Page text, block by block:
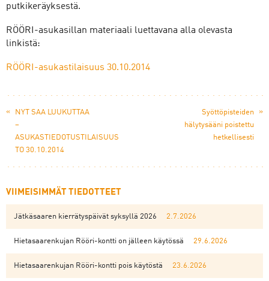
putkikeräyksestä.
RÖÖRI-asukasillan materiaali luettavana alla olevasta
linkistä:
RÖÖRI-asukastilaisuus 30.10.2014
«
NYT SAA LUUKUTTAA
–
ASUKASTIEDOTUSTILAISUUS
TO 30.10.2014
Syöttöpisteiden
hälytysääni poistettu
hetkellisesti
»
VIIMEISIMMÄT TIEDOTTEET
Jätkäsaaren kierrätyspäivät syksyllä 2026 2.7.2026
Hietasaarenkujan Rööri-kontti on jälleen käytössä 29.6.2026
Hietasaarenkujan Rööri-kontti pois käytöstä 23.6.2026